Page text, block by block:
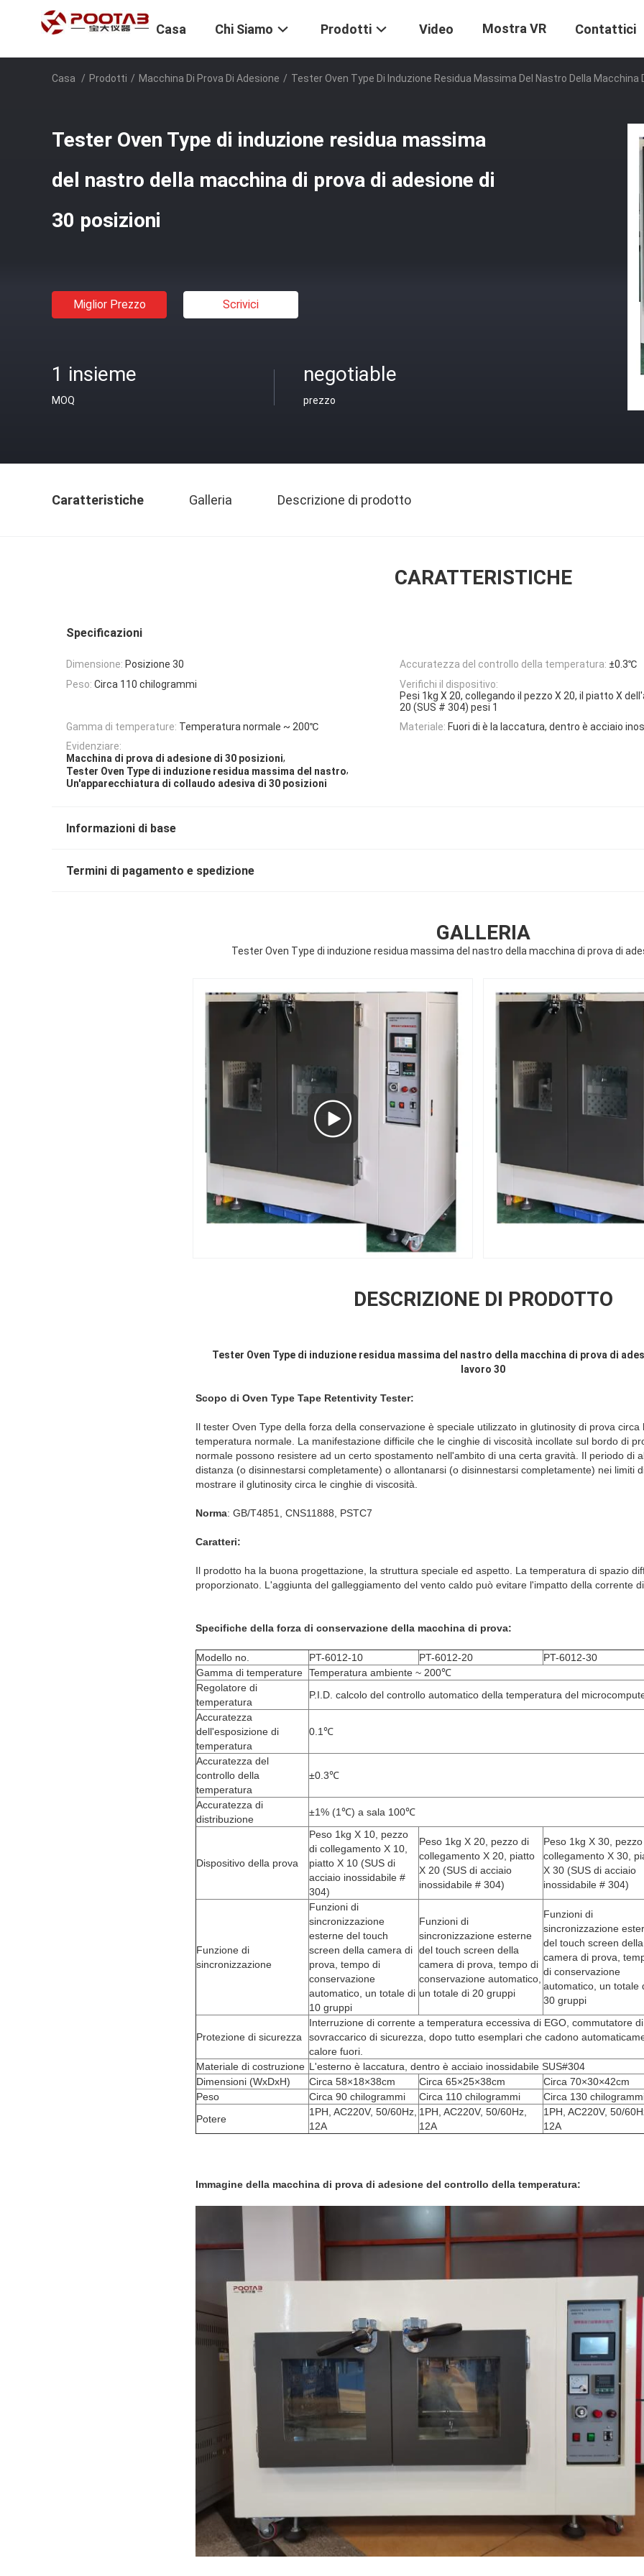
Casa Chi Siamo Prodotti Video Mostra VR Contattici
Casa / Prodotti / Macchina Di Prova Di Adesione / Tester Oven Type Di Induzione Residua Massima Del Nastro Della Macchina
Tester Oven Type di induzione residua massima
del nastro della macchina di prova di adesione di
30 posizioni
Miglior Prezzo Scrivici
1 insieme
MOQ
negotiable
prezzo
Caratteristiche Galleria Descrizione di prodotto
CARATTERISTICHE
Specificazioni
Dimensione: Posizione 30 Accuratezza del controllo della temperatura: ±0.3℃
Peso: Circa 110 chilogrammi
Verifichi il dispositivo:
Pesi 1kg X 20, collegando il pezzo X 20, il piatto X
20 (SUS # 304) pesi 1
Gamma di temperature: Temperatura normale ~ 200℃ Materiale: Fuori di è la laccatura, dentro è acciaio
Evidenziare:
Macchina di prova di adesione di 30 posizioni,
Tester Oven Type di induzione residua massima del nastro,
Un'apparecchiatura di collaudo adesiva di 30 posizioni
Informazioni di base
Termini di pagamento e spedizione
GALLERIA
Tester Oven Type di induzione residua massima del nastro della macchina di prova di
DESCRIZIONE DI PRODOTTO
Tester Oven Type di induzione residua massima del nastro della macchina di prova di
lavoro 30
Scopo di Oven Type Tape Retentivity Tester:
Il tester Oven Type della forza della conservazione è speciale utilizzato in glutinosity di prova circa
temperatura normale. La manifestazione difficile che le cinghie di viscosità incollate sul bordo di
normale possono resistere ad un certo spostamento nell'ambito di una certa gravità. Il periodo di
distanza (o disinnestarsi completamente) o allontanarsi (o disinnestarsi completamente) nei limiti
mostrare il glutinosity circa le cinghie di viscosità.
Norma: GB/T4851, CNS11888, PSTC7
Caratteri:
Il prodotto ha la buona progettazione, la struttura speciale ed aspetto. La temperatura di spazio
proporzionato. L'aggiunta del galleggiamento del vento caldo può evitare l'impatto della corrente di
Specifiche della forza di conservazione della macchina di prova:
Modello no. PT-6012-10 PT-6012-20
PT-6012-30
Gamma di temperature Temperatura ambiente ~ 200℃
Regolatore di
temperatura
P.I.D. calcolo del controllo automatico della temperatura del
Accuratezza
dell'esposizione di
temperatura
0.1℃
Accuratezza del
controllo della
temperatura
±0.3℃
Accuratezza di
distribuzione
±1% (1℃) a sala 100℃
Dispositivo della prova
Peso 1kg X 10, pezzo
di collegamento X 10,
piatto X 10 (SUS di
acciaio inossidabile #
304)
Peso 1kg X 20, pezzo di
collegamento X 20, piatto
X 20 (SUS di acciaio
inossidabile # 304)
Peso 1kg X 30,
collegamento X 30,
X 30 (SUS di acciaio
inossidabile # 304)
Funzione di
sincronizzazione
Funzioni di
sincronizzazione
esterne del touch
screen della camera di
prova, tempo di
conservazione
automatico, un totale di
10 gruppi
Funzioni di
sincronizzazione esterne
del touch screen della
camera di prova, tempo di
conservazione automatico,
un totale di 20 gruppi
Funzioni di
sincronizzazione
del touch screen della
camera di prova,
di conservazione
automatico, un totale
30 gruppi
Protezione di sicurezza
Interruzione di corrente a temperatura eccessiva di EGO, commutatore di
sovraccarico di sicurezza, dopo tutto esemplari che cadono
calore fuori.
Materiale di costruzione L'esterno è laccatura, dentro è acciaio inossidabile SUS#304
Dimensioni (WxDxH)
Circa 58×18×38cm Circa 65×25×38cm
Circa 70×30×42cm
Peso
Circa 90 chilogrammi Circa 110 chilogrammi
Circa 130
Potere
1PH, AC220V, 50/60Hz,
12A
1PH, AC220V, 50/60Hz,
12A
1PH, AC220V, 50/
12A
Immagine della macchina di prova di adesione del controllo della temperatura: